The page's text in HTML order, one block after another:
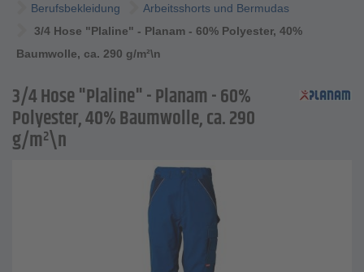
Berufsbekleidung
Arbeitsshorts und Bermudas
3/4 Hose "Plaline" - Planam - 60% Polyester, 40%
Baumwolle, ca. 290 g/m²\n
3/4 Hose "Plaline" - Planam - 60%
Polyester, 40% Baumwolle, ca. 290
g/m²\n